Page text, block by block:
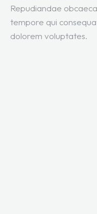
Repudiandae
tempore qui
dolorem voluptates.